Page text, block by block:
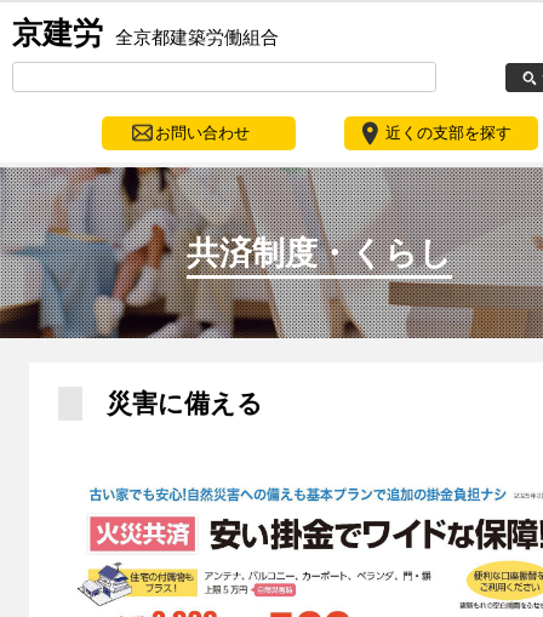
京建労 全京都建築労働組合
お問い合わせ 近くの支部を探す
共済制度・くらし
災害に備える